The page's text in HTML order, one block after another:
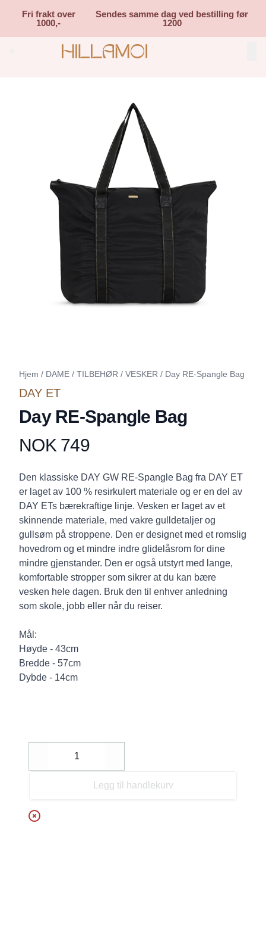
Fri frakt over
1000,-
Sendes samme dag ved bestilling før
1200
Search (⌘K)
Hjem / DAME / TILBEHØR / VESKER / Day RE-Spangle Bag
DAY ET
Day RE-Spangle Bag
Produktdetaljer
NOK 749
Description
Den klassiske DAY GW RE-Spangle Bag fra DAY ET
er laget av 100 % resirkulert materiale og er en del av
DAY ETs bærekraftige linje. Vesken er laget av et
skinnende materiale, med vakre gulldetaljer og
gullsøm på stroppene. Den er designet med et romslig
hovedrom og et mindre indre glidelåsrom for dine
mindre gjenstander. Den er også utstyrt med lange,
komfortable stropper som sikrer at du kan bære
vesken hele dagen. Bruk den til enhver anledning
som skole, jobb eller når du reiser.
Mål:
Høyde - 43cm
Bredde - 57cm
Dybde - 14cm
Decrease
Legg til handlekurv